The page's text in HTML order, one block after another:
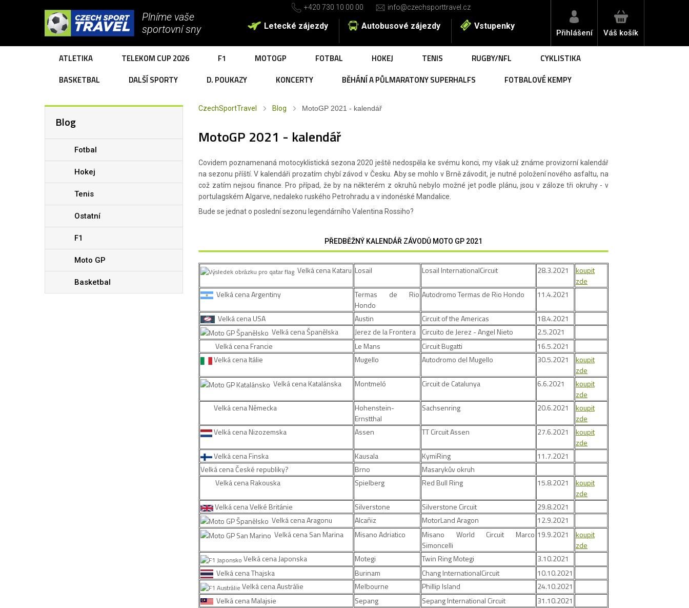
Plníme vaše
sportovní sny
+420 730 10 00 00 info@czechsporttravel.cz
Letecké zájezdy Autobusové zájezdy Vstupenky
Přihlášení Váš košík
ATLETIKA TELEKOM CUP 2026 F1 MOTOGP FOTBAL HOKEJ TENIS RUGBY/NFL
CYKLISTIKA
BASKETBAL
DALŠÍ SPORTY D. POUKAZY KONCERTY BĚHÁNÍ A PŮLMARATONY SUPERHALFS FOTBALOVÉ KEMPY
CzechSportTravel Blog MotoGP 2021 - kalendář
MotoGP 2021 - kalendář
Covidem poznamenaná motocyklistická sezona 2020 ještě nedospěla ke svému konci, my však už známe provizorní kalendář
na sezonu příští. V kalendáři prozatím chybí závod v Česku. Aby se mohlo v Brně závodit, je nutné položení nového asfaltu, na
což zatím nejsou finance. Pro případ, že by na některém z okruhů nebylo možné jet podle plánu, jsou v záloze tři okruhy - v
portulagském Algarve, nedaleko ruského Petrohradu a v indonéské Mandalice.
Bude se jednat o poslední sezonu legendárního Valentina Rossiho?
PŘEDBĚŽNÝ KALENDÁŘ ZÁVODŮ MOTO GP 2021
Velká cena Kataru Losail Losail InternationalCircuit 28.3.2021
koupit
zde
Velká cena Argentiny
Termas de Rio
Hondo
Autodromo Termas de Rio Hondo 11.4.2021
Velká cena USA Austin Circuit of the Americas
18.4.2021
Velká cena Španělska
Jerez de la Frontera Circuito de Jerez - Angel Nieto
2.5.2021
Velká cena Francie
Le Mans Circuit Bugatti
16.5.2021
Velká cena Itálie
Mugello Autodromo del Mugello 30.5.2021
koupit
zde
Velká cena Katalánska
Montmeló Circuit de Catalunya 6.6.2021
koupit
zde
Velká cena Německa
Hohenstein-
Ernstthal
Sachsenring 20.6.2021
koupit
zde
Velká cena Nizozemska
Assen TT Circuit Assen 27.6.2021
koupit
zde
Velká cena Finska
Kausala KymiRing
11.7.2021
Velká cena České republiky?
Brno
Masarykův okruh
Velká cena Rakouska
Spielberg Red Bull Ring 15.8.2021
koupit
zde
Velká cena Velké Británie
Silverstone Silverstone Circuit
29.8.2021
Velká cena Aragonu
Alcañiz MotorLand Aragon
12.9.2021
Velká cena San Marina
Misano Adriatico
Misano World Circuit Marco
Simoncelli
19.9.2021
koupit
zde
Velká cena Japonska
Motegi Twin Ring Motegi
3.10.2021
Velká cena Thajska
Burinam Chang InternationalCircuit
10.10.2021
Velká cena Austrálie
Melbourne Phillip Island
24.10.2021
Velká cena Malajsie
Sepang Sepang International Circuit
31.10.2021
Blog
Fotbal
Hokej
Tenis
Ostatní
F1
Moto GP
Basketbal